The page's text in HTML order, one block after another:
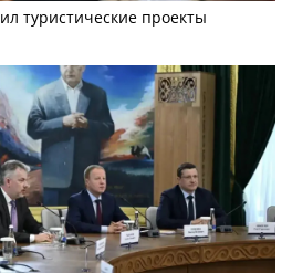
туристические проекты